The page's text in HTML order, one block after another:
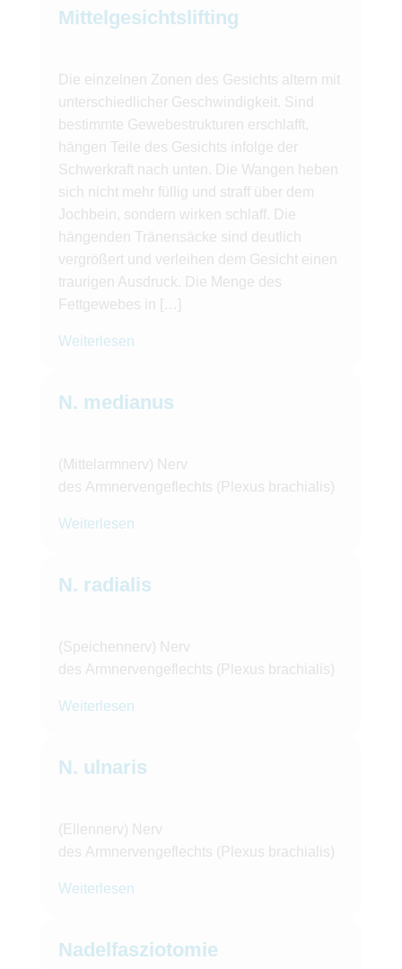
Mittelgesichtslifting
Die einzelnen Zonen des Gesichts altern mit
unterschiedlicher Geschwindigkeit. Sind
bestimmte Gewebestrukturen erschlafft,
hängen Teile des Gesichts infolge der
Schwerkraft nach unten. Die Wangen heben
sich nicht mehr füllig und straff über dem
Jochbein, sondern wirken schlaff. Die
hängenden Tränensäcke sind deutlich
vergrößert und verleihen dem Gesicht einen
traurigen Ausdruck. Die Menge des
Fettgewebes in […]
Weiterlesen
N. medianus
(Mittelarmnerv) Nerv
des Armnervengeflechts (Plexus brachialis)
Weiterlesen
N. radialis
(Speichennerv) Nerv
des Armnervengeflechts (Plexus brachialis)
Weiterlesen
N. ulnaris
(Ellennerv) Nerv
des Armnervengeflechts (Plexus brachialis)
Weiterlesen
Nadelfasziotomie